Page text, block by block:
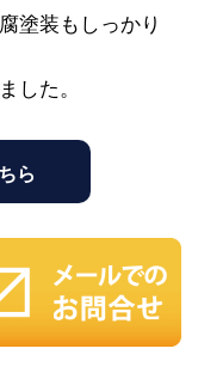
塗装もしっかり
した。
ら